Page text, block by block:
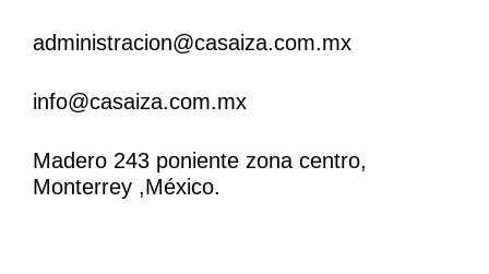
administracion@casaiza.com.mx
info@casaiza.com.mx
Madero 243 poniente zona centro,
Monterrey ,México.